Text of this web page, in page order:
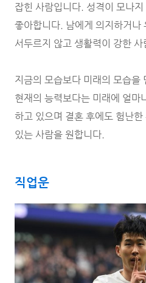
잡힌 사람입니다. 성격이 모나
좋아합니다. 남에게 의지하거나
서두르지 않고 생활력이 강한
지금의 모습보다 미래의 모습을
현재의 능력보다는 미래에 얼마
하고 있으며 결혼 후에도 험난
있는 사람을 원합니다.
직업운